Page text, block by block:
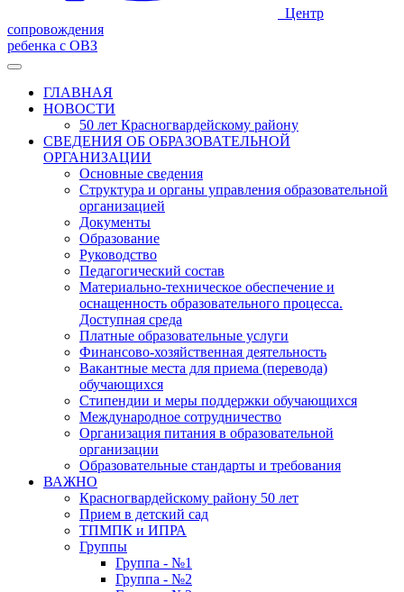
Центр
сопровождения
ребенка с ОВЗ
ГЛАВНАЯ
НОВОСТИ
50 лет Красногвардейскому району
СВЕДЕНИЯ ОБ ОБРАЗОВАТЕЛЬНОЙ
ОРГАНИЗАЦИИ
Основные сведения
Структура и органы управления образовательной
организацией
Документы
Образование
Руководство
Педагогический состав
Материально-техническое обеспечение и
оснащенность образовательного процесса.
Доступная среда
Платные образовательные услуги
Финансово-хозяйственная деятельность
Вакантные места для приема (перевода)
обучающихся
Стипендии и меры поддержки обучающихся
Международное сотрудничество
Организация питания в образовательной
организации
Образовательные стандарты и требования
ВАЖНО
Красногвардейскому району 50 лет
Прием в детский сад
ТПМПК и ИПРА
Группы
Группа - №1
Группа - №2